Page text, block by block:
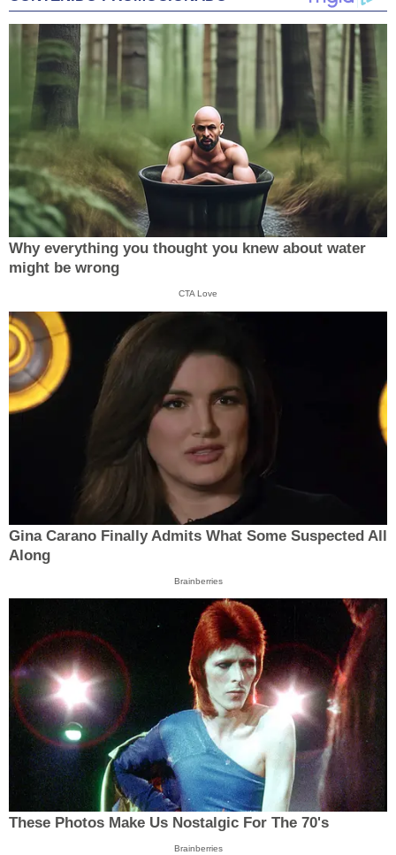
Why everything you thought you knew about water
might be wrong
CTA Love
Gina Carano Finally Admits What Some Suspected All
Along
Brainberries
These Photos Make Us Nostalgic For The 70's
Brainberries